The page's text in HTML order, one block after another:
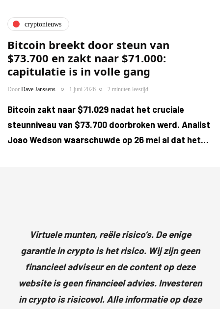
cryptonieuws
Bitcoin breekt door steun van
$73.700 en zakt naar $71.000:
capitulatie is in volle gang
Door Dave Janssens 1 juni 2026 2 minuten leestijd
Bitcoin zakt naar $71.029 nadat het cruciale
steunniveau van $73.700 doorbroken werd. Analist
Joao Wedson waarschuwde op 26 mei al dat het…
Virtuele munten, reële risico’s. De enige
garantie in crypto is het risico. Wij zijn geen
financieel adviseur en de content op deze
website is geen financieel advies. Investeren
in crypto is risicovol. Alle informatie op deze